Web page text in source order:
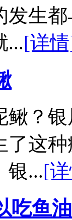
发生
...[详
鳅？
了这
银...[
吃鱼